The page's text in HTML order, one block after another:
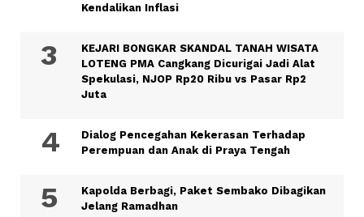
Kendalikan Inflasi
KEJARI BONGKAR SKANDAL TANAH WISATA
LOTENG PMA Cangkang Dicurigai Jadi Alat
Spekulasi, NJOP Rp20 Ribu vs Pasar Rp2
Juta
Dialog Pencegahan Kekerasan Terhadap
Perempuan dan Anak di Praya Tengah
Kapolda Berbagi, Paket Sembako Dibagikan
Jelang Ramadhan